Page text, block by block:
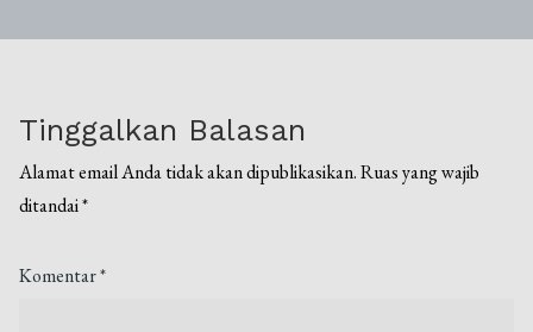
Tinggalkan Balasan
Alamat email Anda tidak akan dipublikasikan. Ruas yang wajib
ditandai*
Komentar*